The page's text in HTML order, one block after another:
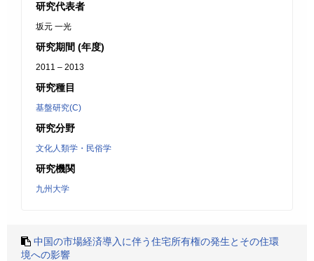
研究代表者
坂元 一光
研究期間 (年度)
2011 – 2013
研究種目
基盤研究(C)
研究分野
文化人類学・民俗学
研究機関
九州大学
中国の市場経済導入に伴う住宅所有権の発生とその住環
境への影響